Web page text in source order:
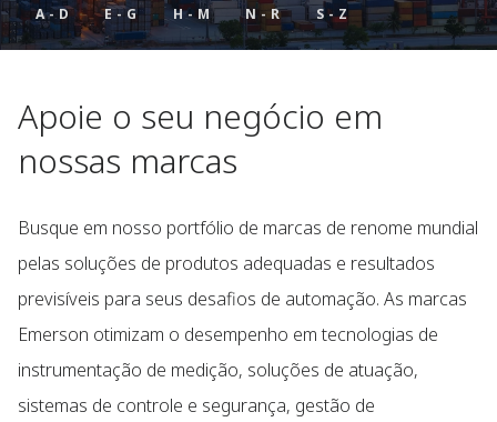
A - D E - G H - M N - R S - Z
Apoie o seu negócio em
nossas marcas
Busque em nosso portfólio de marcas de renome mundial
pelas soluções de produtos adequadas e resultados
previsíveis para seus desafios de automação. As marcas
Emerson otimizam o desempenho em tecnologias de
instrumentação de medição, soluções de atuação,
sistemas de controle e segurança, gestão de